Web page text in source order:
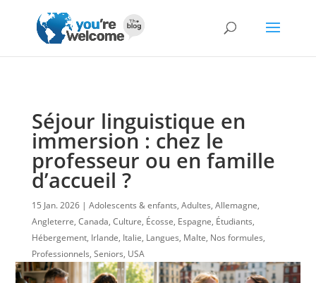
Séjour linguistique en
immersion : chez le
professeur ou en famille
d’accueil ?
15 Jan. 2026 Adolescents & enfants, Adultes, Allemagne,
Angleterre, Canada, Culture, Écosse, Espagne, Étudiants,
Hébergement, Irlande, Italie, Langues, Malte, Nos formules,
Professionnels, Seniors, USA